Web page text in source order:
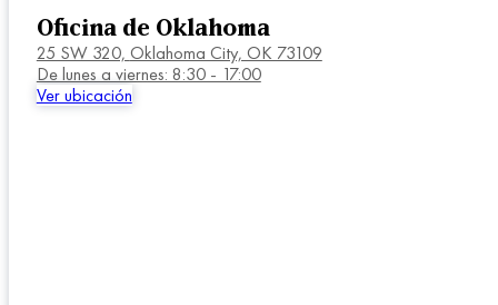
Oficina de Oklahoma
25 SW 320, Oklahoma City, OK 73109
De lunes a viernes: 8:30 - 17:00
Ver ubicación